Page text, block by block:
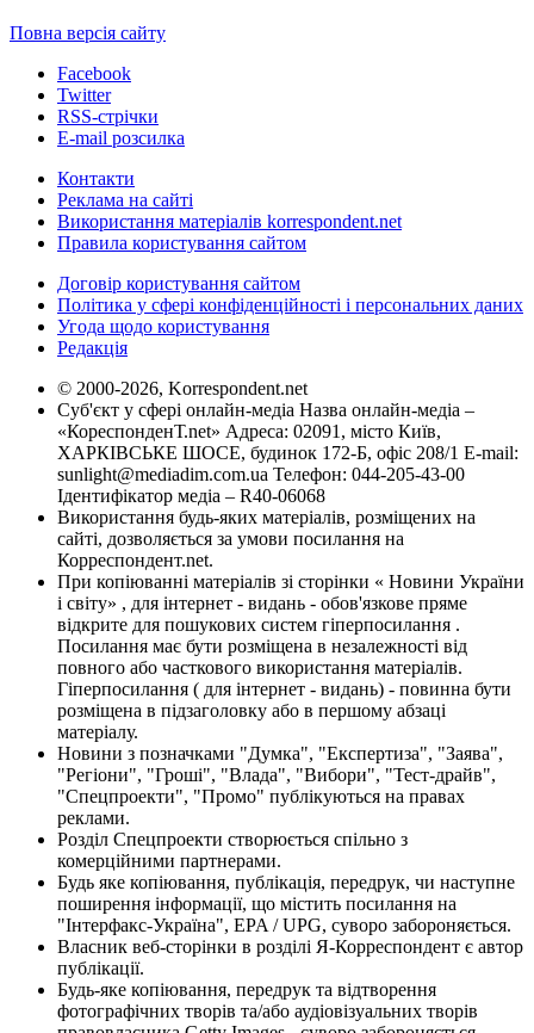
Повна версія сайту
Facebook
Twitter
RSS-стрічки
E-mail розсилка
Контакти
Реклама на сайті
Використання матеріалів korrespondent.net
Правила користування сайтом
Договір користування сайтом
Політика у сфері конфіденційності і персональних даних
Угода щодо користування
Редакція
© 2000-2026, Korrespondent.net
Суб'єкт у сфері онлайн-медіа Назва онлайн-медіа –
«КореспонденТ.net» Адреса: 02091, місто Київ,
ХАРКІВСЬКЕ ШОСЕ, будинок 172-Б, офіс 208/1 E-mail:
sunlight@mediadim.com.ua Телефон: 044-205-43-00
Ідентифікатор медіа – R40-06068
Використання будь-яких матеріалів, розміщених на
сайті, дозволяється за умови посилання на
Корреспондент.net.
При копіюванні матеріалів зі сторінки « Новини України
і світу» , для інтернет - видань - обов'язкове пряме
відкрите для пошукових систем гіперпосилання .
Посилання має бути розміщена в незалежності від
повного або часткового використання матеріалів.
Гіперпосилання ( для інтернет - видань) - повинна бути
розміщена в підзаголовку або в першому абзаці
матеріалу.
Новини з позначками "Думка", "Експертиза", "Заява",
"Регіони", "Гроші", "Влада", "Вибори", "Тест-драйв",
"Спецпроекти", "Промо" публікуються на правах
реклами.
Розділ Спецпроекти створюється спільно з
комерційними партнерами.
Будь яке копіювання, публікація, передрук, чи наступне
поширення інформації, що містить посилання на
"Інтерфакс-Україна", EPA / UPG, суворо забороняється.
Власник веб-сторінки в розділі Я-Корреспондент є автор
публікації.
Будь-яке копіювання, передрук та відтворення
фотографічних творів та/або аудіовізуальних творів